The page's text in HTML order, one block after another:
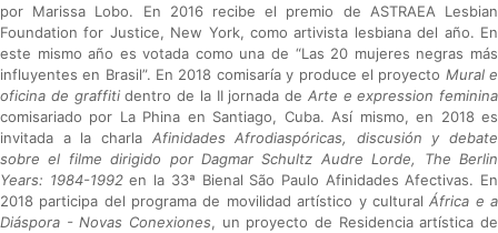
por Marissa Lobo. En 2016 recibe el premio de ASTRAEA Lesbian
Foundation for Justice, New York, como artivista lesbiana del año. En
este mismo año es votada como una de “Las 20 mujeres negras más
influyentes en Brasil”. En 2018 comisaría y produce el proyecto Mural e
oficina de graffitidentro de la II jornada de Arte e expression feminina
comisariado por La Phina en Santiago, Cuba. Así mismo, en 2018 es
invitada a la charla Afinidades Afrodiaspóricas, discusión y debate
sobre el filme dirigido por Dagmar Schultz Audre Lorde, The Berlin
Years: 1984-1992en la 33ª Bienal São Paulo Afinidades Afectivas. En
2018 participa del programa de movilidad artístico y culturalÁfrica e a
Diáspora - Novas Conexiones, un proyecto de Residencia artística de